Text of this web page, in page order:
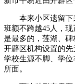
本来小区遗留下
班额不跨越45人，
是最多的，莲湖、
开辟区机构设置的
学校生源不脚、学
所面。